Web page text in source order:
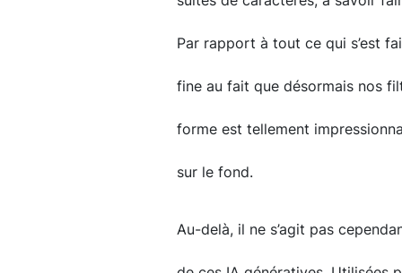
Par rapport à tout ce qui s’est
fine au fait que désormais nos
forme est tellement
sur le fond.
Au-delà, il ne s’agit pas